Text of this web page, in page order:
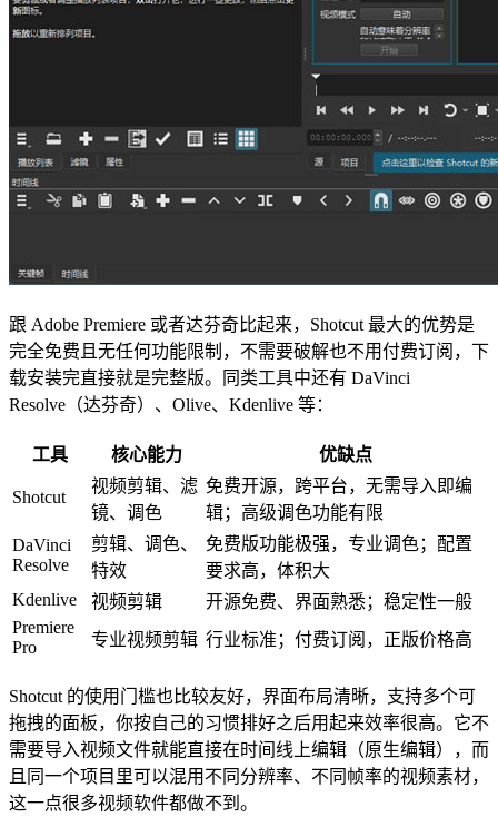
跟 Adobe Premiere 或者达芬奇比起来，Shotcut 最大的优势是
完全免费且无任何功能限制，不需要破解也不用付费订阅，下
载安装完直接就是完整版。同类工具中还有 DaVinci
Resolve（达芬奇）、Olive、Kdenlive 等：
工具 核心能力 优缺点
Shotcut
视频剪辑、滤
镜、调色
免费开源，跨平台，无需导入即编
辑；高级调色功能有限
DaVinci
Resolve
剪辑、调色、
特效
免费版功能极强，专业调色；配置
要求高，体积大
Kdenlive
视频剪辑
开源免费、界面熟悉；稳定性一般
Premiere
Pro
专业视频剪辑 行业标准；付费订阅，正版价格高
Shotcut 的使用门槛也比较友好，界面布局清晰，支持多个可
拖拽的面板，你按自己的习惯排好之后用起来效率很高。它不
需要导入视频文件就能直接在时间线上编辑（原生编辑），而
且同一个项目里可以混用不同分辨率、不同帧率的视频素材，
这一点很多视频软件都做不到。